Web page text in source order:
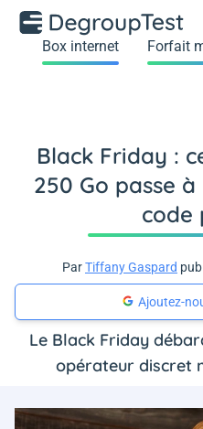
Box internet Forfait
Black Friday :
250 Go passe
code
ParTiffany Gaspard
Ajoutez-
Le Black Friday
opérateur discret